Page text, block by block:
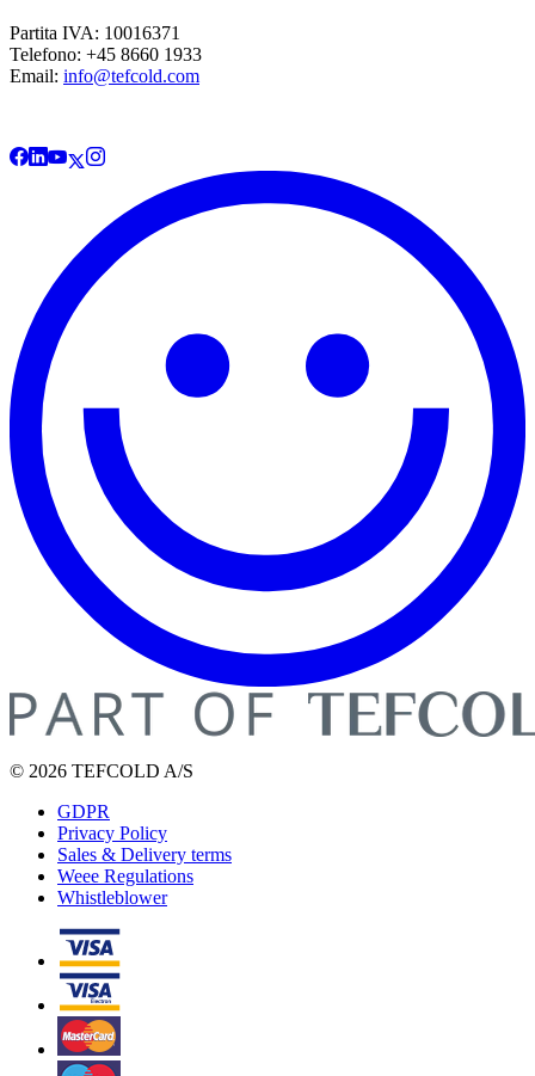
Partita IVA: 10016371
Telefono: +45 8660 1933
Email: info@tefcold.com
© 2026 TEFCOLD A/S
GDPR
Privacy Policy
Sales & Delivery terms
Weee Regulations
Whistleblower